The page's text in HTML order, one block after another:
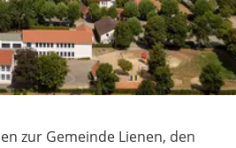
zur Gemeinde Lienen, den